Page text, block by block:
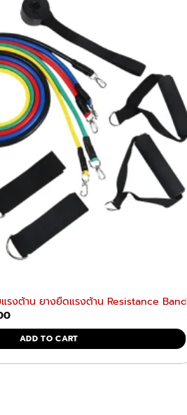
รงต้าน ยางยืดแรงต้าน Resistance Band
Current
price
฿690.00.
ADD TO CART